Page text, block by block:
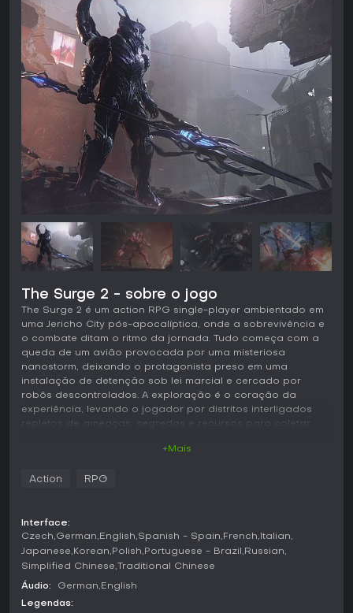
The Surge 2 - sobre o jogo
The Surge 2 é um action RPG single-player ambientado em
uma Jericho City pós-apocalíptica, onde a sobrevivência e
o combate ditam o ritmo da jornada. Tudo começa com a
queda de um avião provocada por uma misteriosa
nanostorm, deixando o protagonista preso em uma
instalação de detenção sob lei marcial e cercado por
robôs descontrolados. A exploração é o coração da
experiência, levando o jogador por distritos interligados
repletos de ameaças, segredos e recursos para coletar.
transforma cada golpe em uma decisão tática,
recompensando ataques certeiros em braços, pernas ou
outras áreas. A defesa conta com um parry direcional que
permite contra-ataques eficientes, além de bloqueios e
golpes comuns que acumulam energia para habilidades
especiais.
+Mais
Action RPG
Interface:
Czech German English Spanish - Spain French Italian
Japanese Korean Polish Portuguese - Brazil
Russian
Simplified Chinese
Traditional Chinese
Áudio: German English
Legendas: